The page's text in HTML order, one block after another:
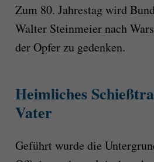
Zum 80. Jahrestag wird
Walter Steinmeier nach
der Opfer zu gedenken.
Heimliches
Vater
Geführt wurde die